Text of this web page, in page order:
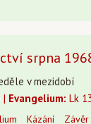
srpna
v mezidobí
| Evangelium: Lk
Kázání Závěr